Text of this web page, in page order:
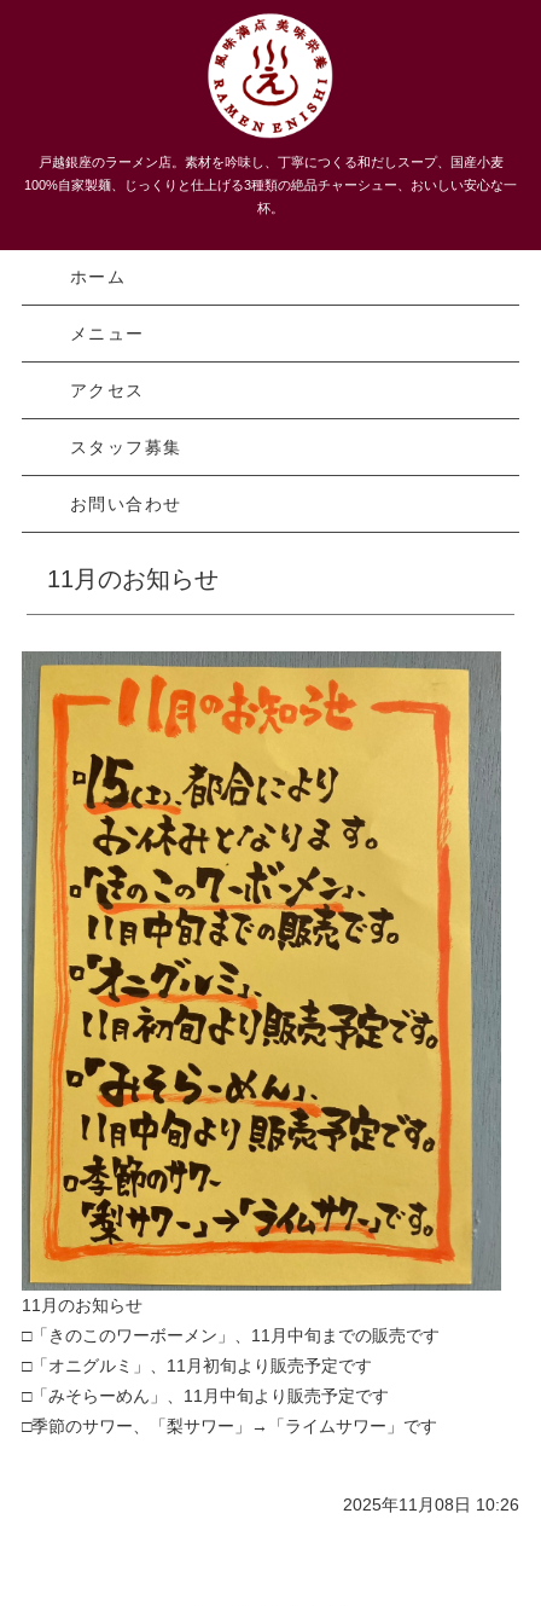
うまい！３種類のチャーシューメン、自家製麺 らーめんえにし
｜戸越｜品川区
戸越銀座のラーメン店。素材を吟味し、丁寧につくる和だしスープ、国産小麦
100%自家製麺、じっくりと仕上げる3種類の絶品チャーシュー、おいしい安心な一
杯。
ホーム
メニュー
アクセス
スタッフ募集
お問い合わせ
11月のお知らせ
11月のお知らせ
□「きのこのワーボーメン」、11月中旬までの販売です
□「オニグルミ」、11月初旬より販売予定です
□「みそらーめん」、11月中旬より販売予定です
□季節のサワー、「梨サワー」→「ライムサワー」です
2025年11月08日 10:26